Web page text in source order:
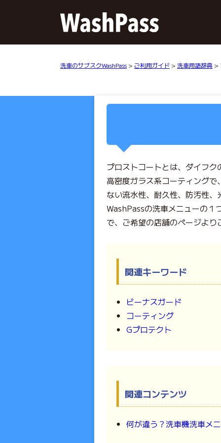
洗車のサブスクWashPass > ご利用ガイド > 洗車用語辞典 >
プロストコートとは、ダイフ
高密度ガラス系コーティング
ない流水性、耐久性、防汚性
WashPassの洗車メニューの１
で、ご希望の店舗のページより
関連キーワード
ビーナスガード
コーティング
Gプロテクト
関連コンテンツ
何が違う？洗車機洗車メ